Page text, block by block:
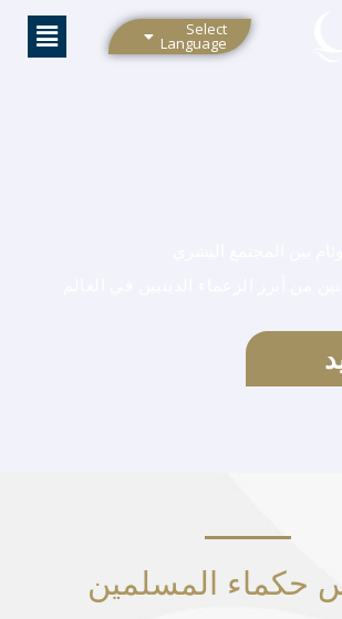
Select
Language
حكماء المسلمين